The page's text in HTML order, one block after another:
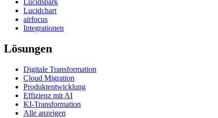
Lucidspark
Lucidchart
airfocus
Integrationen
Lösungen
Digitale Transformation
Cloud Migration
Produktentwicklung
Effizienz mit AI
KI-Transformation
Alle anzeigen